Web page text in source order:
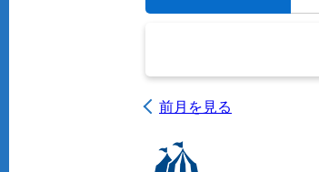
前月を見る